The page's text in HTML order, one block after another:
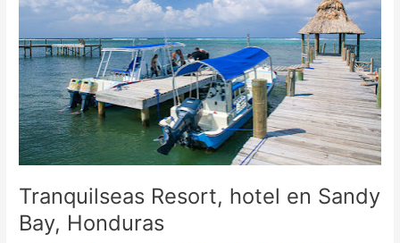
Tranquilseas Resort, hotel en Sandy
Bay, Honduras
Sandy
Honduras